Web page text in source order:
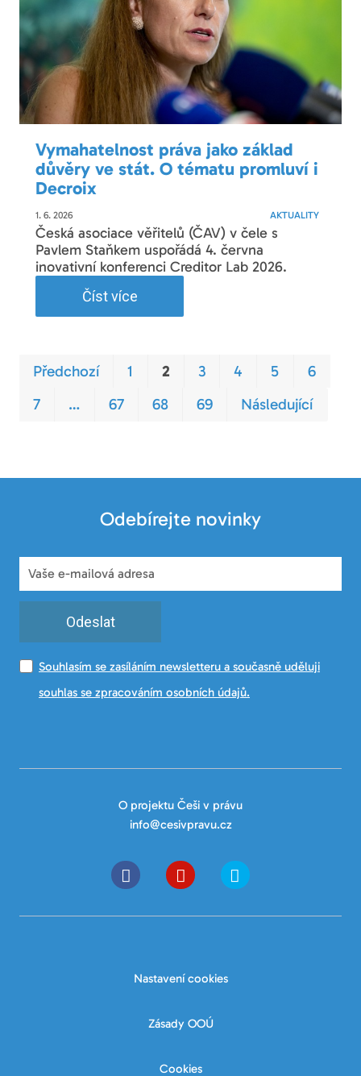
Vymahatelnost práva jako základ
důvěry ve stát. O tématu promluví i
Decroix
1. 6. 2026 AKTUALITY
Česká asociace věřitelů (ČAV) v čele s
Pavlem Staňkem uspořádá 4. června
inovativní konferenci Creditor Lab 2026.
Číst více
Předchozí 1 2 3 4 5
6
7
… 67 68 69 Následující
Odebírejte novinky
Odeslat
Souhlasím se zasíláním newsletteru a současně uděluji
souhlas se zpracováním osobních údajů.
O projektu Češi v právu
info@cesivpravu.cz
Nastavení cookies
Zásady OOÚ
Cookies